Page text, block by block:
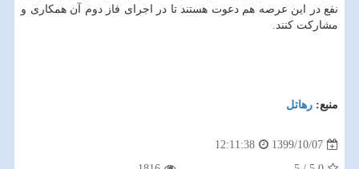
نفع در این عرصه هم دعوت هستند تا در اجرای فاز دوم آن همکاری و
مشارکت کنند.
منبع: رهاتل
1399/10/07
12:11:38